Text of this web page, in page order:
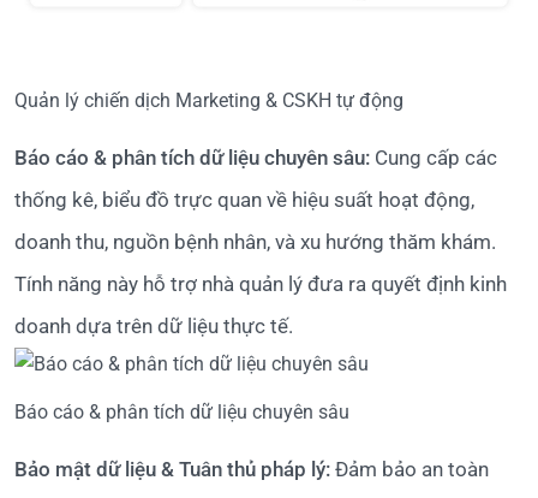
Quản lý chiến dịch Marketing & CSKH tự động
Báo cáo & phân tích dữ liệu chuyên sâu: Cung cấp các
thống kê, biểu đồ trực quan về hiệu suất hoạt động,
doanh thu, nguồn bệnh nhân, và xu hướng thăm khám.
Tính năng này hỗ trợ nhà quản lý đưa ra quyết định kinh
doanh dựa trên dữ liệu thực tế.
Báo cáo & phân tích dữ liệu chuyên sâu
Bảo mật dữ liệu & Tuân thủ pháp lý: Đảm bảo an toàn